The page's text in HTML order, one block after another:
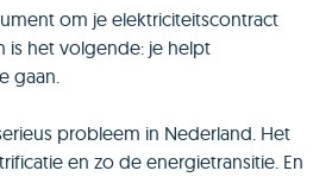
om je elektriciteitscontract
is het volgende: je helpt
gaan.
probleem in Nederland. Het
en zo de energietransitie. En